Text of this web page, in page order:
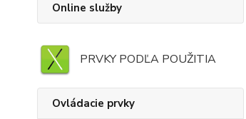
Online služby
PRVKY PODĽA POUŽITIA
Ovládacie prvky